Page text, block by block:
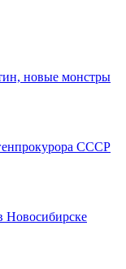
новые монстры
СССР
Новосибирске